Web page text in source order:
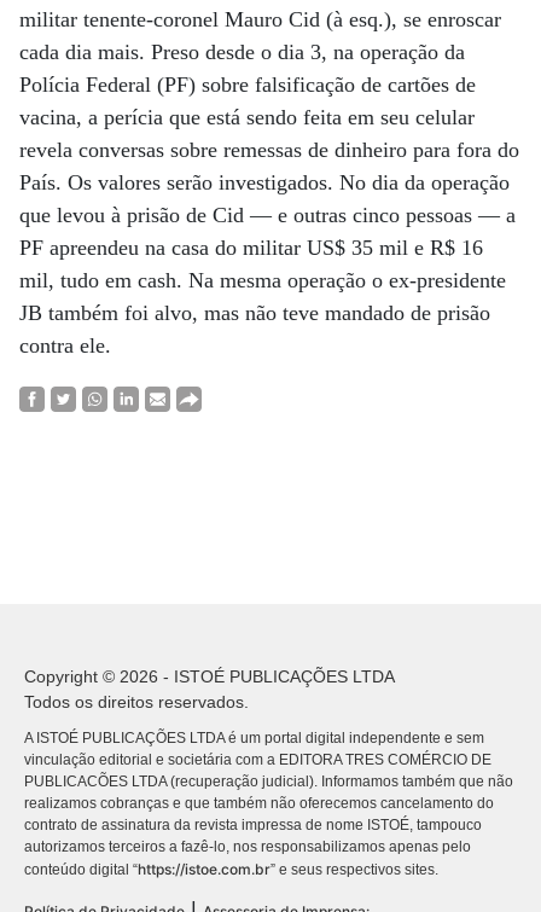
militar tenente-coronel Mauro Cid (à esq.), se enroscar
cada dia mais. Preso desde o dia 3, na operação da
Polícia Federal (PF) sobre falsificação de cartões de
vacina, a perícia que está sendo feita em seu celular
revela conversas sobre remessas de dinheiro para fora do
País. Os valores serão investigados. No dia da operação
que levou à prisão de Cid — e outras cinco pessoas — a
PF apreendeu na casa do militar US$ 35 mil e R$ 16
mil, tudo em cash. Na mesma operação o ex-presidente
JB também foi alvo, mas não teve mandado de prisão
contra ele.
Copyright © 2026 - ISTOÉ PUBLICAÇÕES LTDA
Todos os direitos reservados.
A ISTOÉ PUBLICAÇÕES LTDA é um portal digital independente e sem
vinculação editorial e societária com a EDITORA TRES COMÉRCIO DE
PUBLICACÕES LTDA (recuperação judicial). Informamos também que não
realizamos cobranças e que também não oferecemos cancelamento do
contrato de assinatura da revista impressa de nome ISTOÉ, tampouco
autorizamos terceiros a fazê-lo, nos responsabilizamos apenas pelo
conteúdo digital “https://istoe.com.br” e seus respectivos sites.